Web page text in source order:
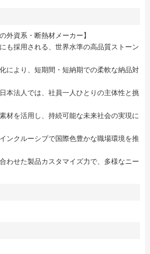
外資系・断熱材メーカー】
も採用される、世界水準の高品質ストーン
により、短期間・短納期での柔軟な納品対
本法人では、社員一人ひとりの主体性と挑
材を活用し、持続可能な未来社会の実現に
ンクルーシブで国際色豊かな職場環境を推
わせた製品カスタマイズ力で、多様なニー